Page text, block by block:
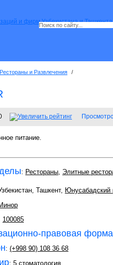
Рестораны и Развлечения /
питание.
: Рестораны, Элитные
Ташкент, Юнусабадский
100085
правовая форма
: (+998 90) 108 36 68
: 5 стоматология